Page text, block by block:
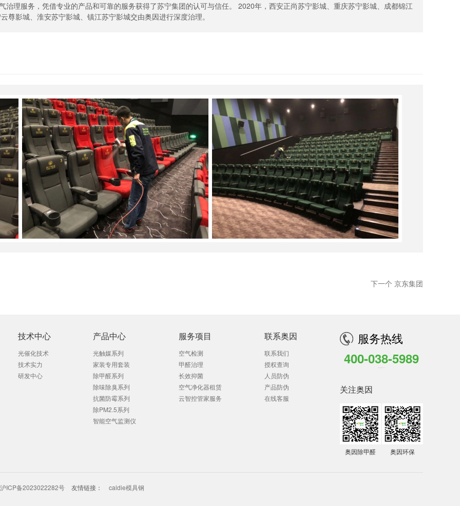
理服务，凭借专业的产品和可靠的服务获得了苏宁集团的认可与信任。 2020年，西安正尚苏宁影城、重庆苏宁影城、成都锦江
影城、淮安苏宁影城、镇江苏宁影城交由奥因进行深度治理。
下一个 京东集团
技术中心
光催化技术
技术实力
研发中心
产品中心
光触媒系列
家装专用套装
除甲醛系列
除味除臭系列
抗菌防霉系列
除PM2.5系列
智能空气监测仪
服务项目
空气检测
甲醛治理
长效抑菌
空气净化器租赁
云智控管家服务
联系奥因
联系我们
授权查询
人员防伪
产品防伪
在线客服
服务热线
400-038-5989
关注奥因
奥因除甲醛 奥因环保
沪ICP备2023022282号 友情链接： caldie模具钢